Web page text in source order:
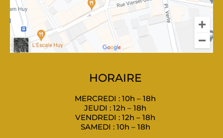
HORAIRE
MERCREDI : 10h – 18h
JEUDI : 12h – 18h
VENDREDI : 12h – 18h
SAMEDI : 10h – 18h